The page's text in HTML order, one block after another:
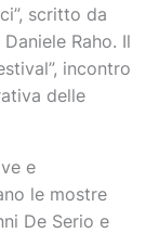
scritto da
Raho. Il
incontro
delle
e
le mostre
De Serio e